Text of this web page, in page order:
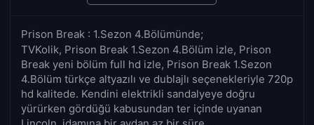
Prison Break : 1.Sezon 4.Bölümünde;
TVKolik, Prison Break 1.Sezon 4.Bölüm izle, Prison
Break yeni bölüm full hd izle, Prison Break 1.Sezon
4.Bölüm türkçe altyazılı ve dublajlı seçenekleriyle 720p
hd kalitede. Kendini elektrikli sandalyeye doğru
yürürken gördüğü kabusundan ter içinde uyanan